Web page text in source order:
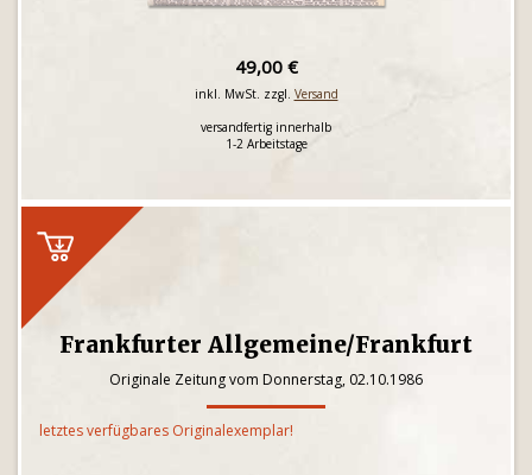
49,00 €
inkl. MwSt. zzgl. Versand
versandfertig innerhalb
1-2 Arbeitstage
Frankfurter Allgemeine/Frankfurt
Originale Zeitung vom Donnerstag, 02.10.1986
letztes verfügbares Originalexemplar!